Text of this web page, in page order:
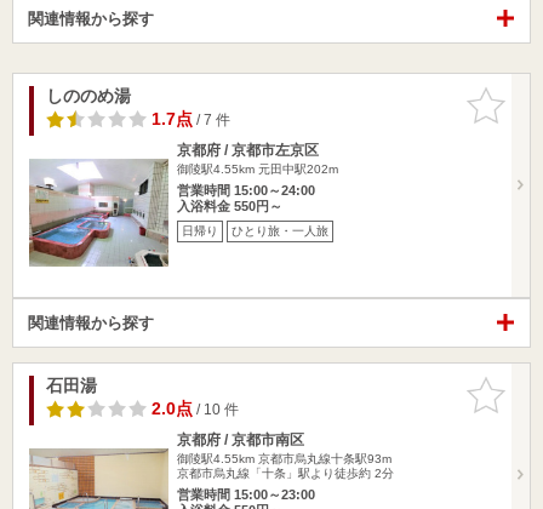
関連情報から探す
お気に入
りに追加
しののめ湯
1.7点/ 7 件
京都府 / 京都市左京区
御陵駅4.55km 元田中駅202m
営業時間 15:00～24:00
入浴料金 550円～
日帰り ひとり旅・一人旅
関連情報から探す
お気に入
りに追加
石田湯
2.0点/ 10 件
京都府 / 京都市南区
御陵駅4.55km 京都市烏丸線十条駅93m
京都市烏丸線「十条」駅より徒歩約 2分
営業時間 15:00～23:00